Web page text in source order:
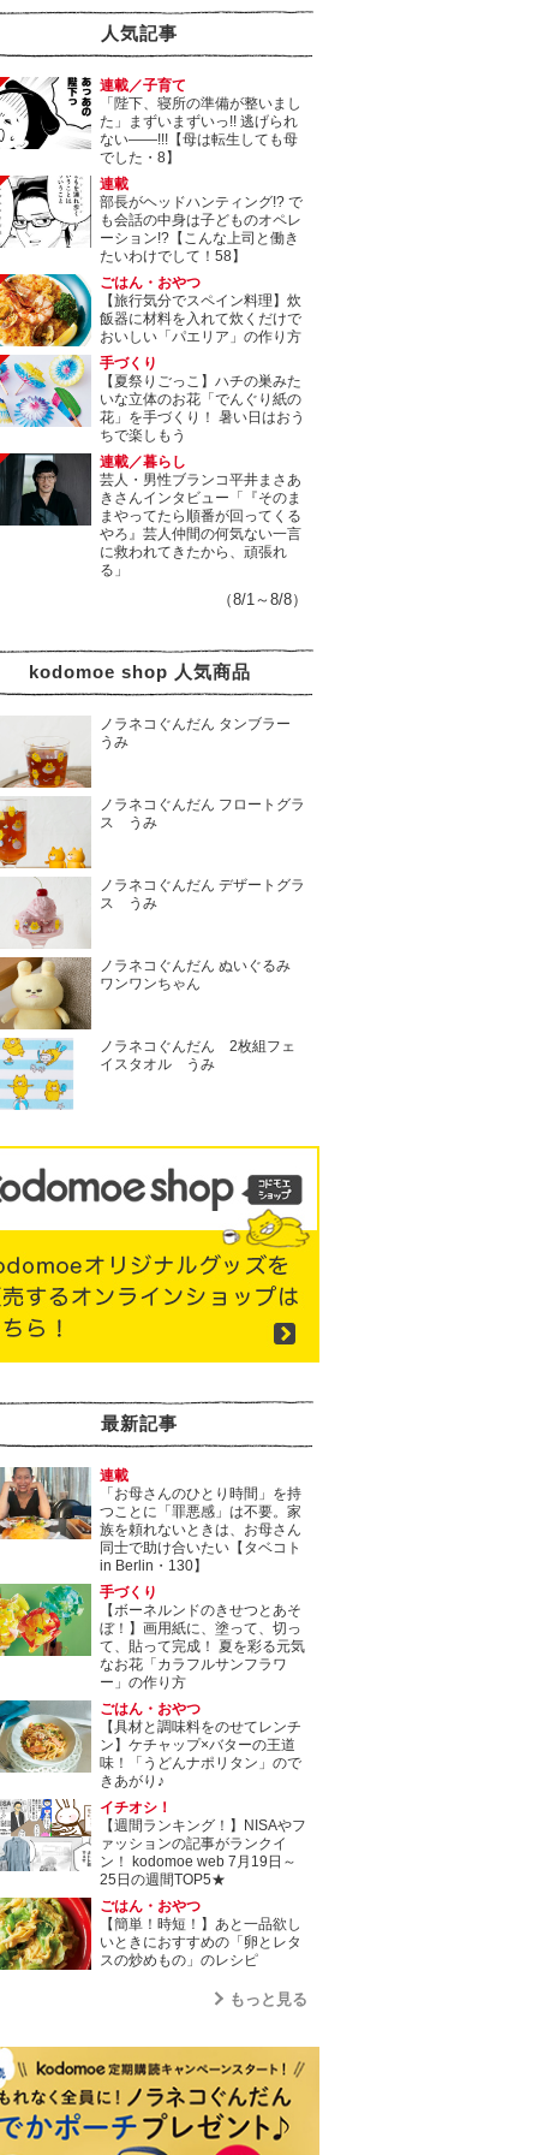
人気記事
連載／子育て
「陛下、寝所の準備が整いまし
た」まずいまずいっ!! 逃げられ
ない――!!!【母は転生しても母
でした・8】
連載
部長がヘッドハンティング!? で
も会話の中身は子どものオペレ
ーション!?【こんな上司と働き
たいわけでして！58】
ごはん・おやつ
【旅行気分でスペイン料理】炊
飯器に材料を入れて炊くだけで
おいしい「パエリア」の作り方
手づくり
【夏祭りごっこ】ハチの巣みた
いな立体のお花「でんぐり紙の
花」を手づくり！ 暑い日はおう
ちで楽しもう
連載／暮らし
芸人・男性ブランコ平井まさあ
きさんインタビュー「『そのま
まやってたら順番が回ってくる
やろ』芸人仲間の何気ない一言
に救われてきたから、頑張れ
る」
（8/1～8/8）
kodomoe shop 人気商品
ノラネコぐんだん タンブラー
うみ
ノラネコぐんだん フロートグラ
ス うみ
ノラネコぐんだん デザートグラ
ス うみ
ノラネコぐんだん ぬいぐるみ
ワンワンちゃん
ノラネコぐんだん 2枚組フェ
イスタオル うみ
最新記事
連載
「お母さんのひとり時間」を持
つことに「罪悪感」は不要。家
族を頼れないときは、お母さん
同士で助け合いたい【タベコト
in Berlin・130】
手づくり
【ボーネルンドのきせつとあそ
ぼ！】画用紙に、塗って、切っ
て、貼って完成！ 夏を彩る元気
なお花「カラフルサンフラワ
ー」の作り方
ごはん・おやつ
【具材と調味料をのせてレンチ
ン】ケチャップ×バターの王道
味！「うどんナポリタン」ので
きあがり♪
イチオシ！
【週間ランキング！】NISAやフ
ァッションの記事がランクイ
ン！ kodomoe web 7月19日～
25日の週間TOP5★
ごはん・おやつ
【簡単！時短！】あと一品欲し
いときにおすすめの「卵とレタ
スの炒めもの」のレシピ
もっと見る